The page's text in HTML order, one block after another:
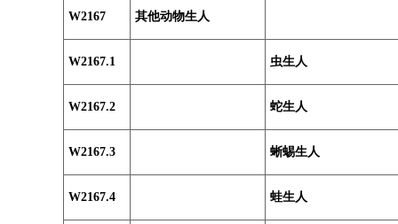
W2167 其他动物生人
W2167.1 虫生人
W2167.2 蛇生人
W2167.3 蜥蜴生人
W2167.4 蛙生人